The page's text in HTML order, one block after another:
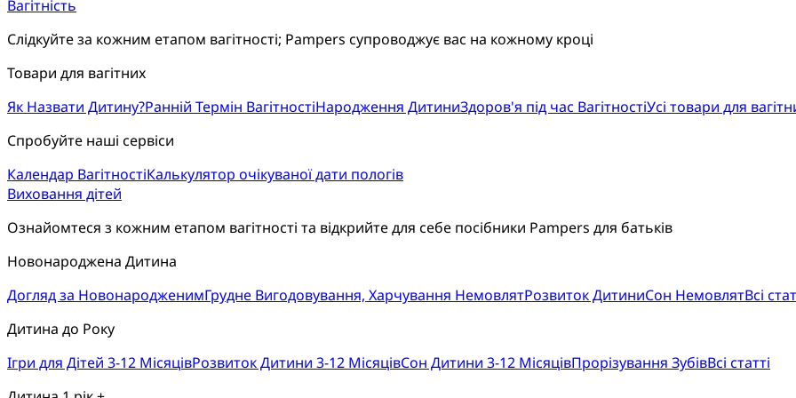
Вагітність
Слідкуйте за кожним етапом вагітності; Pampers супроводжує вас на кожному кроці
Товари для вагітних
Як Назвати Дитину?Ранній Термін ВагітностіНародження ДитиниЗдоров'я під час ВагітностіУсі товари для
Спробуйте наші сервіси
Календар ВагітностіКалькулятор очікуваної дати пологів
Виховання дітей
Ознайомтеся з кожним етапом вагітності та відкрийте для себе посібники Pampers для батьків
Новонароджена Дитина
Догляд за НовонародженимГрудне Вигодовування, Харчування НемовлятРозвиток ДитиниСон НемовлятВсі
Дитина до Року
Ігри для Дітей 3-12 МісяцівРозвиток Дитини 3-12 МісяцівСон Дитини 3-12 МісяцівПрорізування ЗубівВсі статті